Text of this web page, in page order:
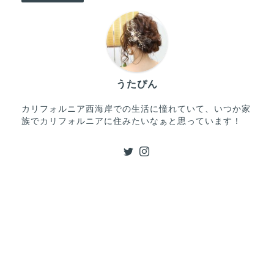
うたぴん
カリフォルニア西海岸での生活に憧れていて、いつか家
族でカリフォルニアに住みたいなぁと思っています！